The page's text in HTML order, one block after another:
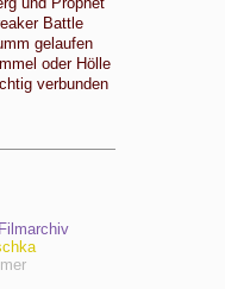
Battle
gelaufen
oder Hölle
verbunden